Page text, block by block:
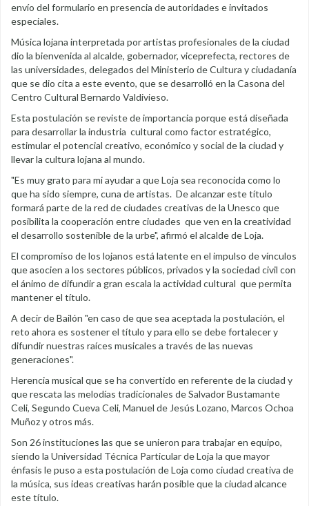
envío del formulario en presencia de autoridades e invitados
especiales.
Música lojana interpretada por artistas profesionales de la ciudad
dio la bienvenida al alcalde, gobernador, viceprefecta, rectores de
las universidades, delegados del Ministerio de Cultura y ciudadanía
que se dio cita a este evento, que se desarrolló en la Casona del
Centro Cultural Bernardo Valdivieso.
Esta postulación se reviste de importancia porque está diseñada
para desarrollar la industria cultural como factor estratégico,
estimular el potencial creativo, económico y social de la ciudad y
llevar la cultura lojana al mundo.
"Es muy grato para mi ayudar a que Loja sea reconocida como lo
que ha sido siempre, cuna de artistas. De alcanzar este título
formará parte de la red de ciudades creativas de la Unesco que
posibilita la cooperación entre ciudades que ven en la creatividad
el desarrollo sostenible de la urbe", afirmó el alcalde de Loja.
El compromiso de los lojanos está latente en el impulso de vínculos
que asocien a los sectores públicos, privados y la sociedad civil con
el ánimo de difundir a gran escala la actividad cultural que permita
mantener el título.
A decir de Bailón "en caso de que sea aceptada la postulación, el
reto ahora es sostener el título y para ello se debe fortalecer y
difundir nuestras raíces musicales a través de las nuevas
generaciones".
Herencia musical que se ha convertido en referente de la ciudad y
que rescata las melodías tradicionales de Salvador Bustamante
Celi, Segundo Cueva Celi, Manuel de Jesús Lozano, Marcos Ochoa
Muñoz y otros más.
Son 26 instituciones las que se unieron para trabajar en equipo,
siendo la Universidad Técnica Particular de Loja la que mayor
énfasis le puso a esta postulación de Loja como ciudad creativa de
la música, sus ideas creativas harán posible que la ciudad alcance
este título.